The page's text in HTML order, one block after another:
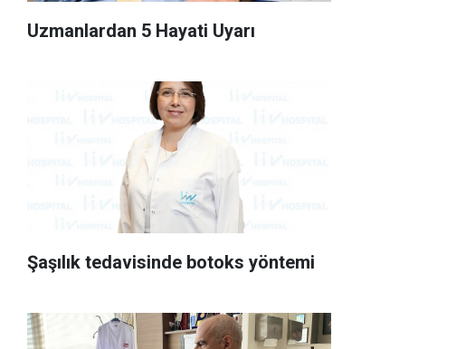
Uzmanlardan 5 Hayati Uyarı
Şaşılık tedavisinde botoks yöntemi